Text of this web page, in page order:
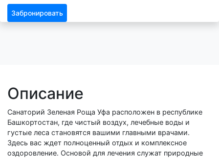
Забронировать
Описание
Санаторий Зеленая Роща Уфа расположен в республике
Башкортостан, где чистый воздух, лечебные воды и
густые леса становятся вашими главными врачами.
Здесь вас ждет полноценный отдых и комплексное
оздоровление. Основой для лечения служат природные